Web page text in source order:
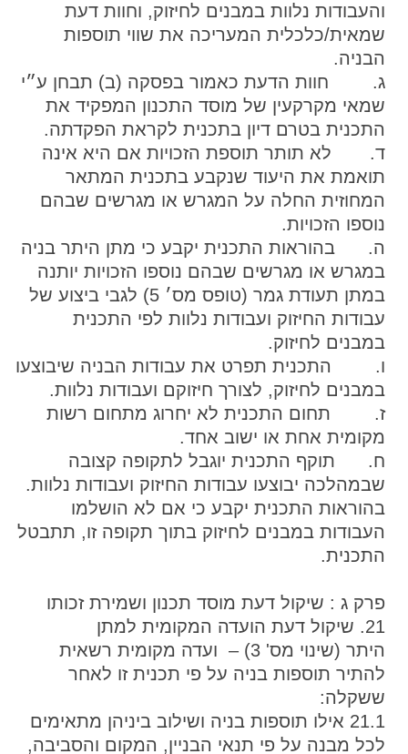
והעבודות נלוות במבנים לחיזוק, וחוות דעת
שמאית/כלכלית המעריכה את שווי תוספות
הבניה.
ג. חוות הדעת כאמור בפסקה (ב) תבחן ע״י
שמאי מקרקעין של מוסד התכנון המפקיד את
התכנית בטרם דיון בתכנית לקראת הפקדתה.
ד. לא תותר תוספת הזכויות אם היא אינה
תואמת את היעוד שנקבע בתכנית המתאר
המחוזית החלה על המגרש או מגרשים שבהם
נוספו הזכויות.
ה. בהוראות התכנית יקבע כי מתן היתר בניה
במגרש או מגרשים שבהם נוספו הזכויות יותנה
במתן תעודת גמר (טופס מס׳ 5) לגבי ביצוע של
עבודות החיזוק ועבודות נלוות לפי התכנית
במבנים לחיזוק.
ו. התכנית תפרט את עבודות הבניה שיבוצעו
במבנים לחיזוק, לצורך חיזוקם ועבודות נלוות.
ז. תחום התכנית לא יחרוג מתחום רשות
מקומית אחת או ישוב אחד.
ח. תוקף התכנית יוגבל לתקופה קצובה
שבמהלכה יבוצעו עבודות החיזוק ועבודות נלוות.
בהוראות התכנית יקבע כי אם לא הושלמו
העבודות במבנים לחיזוק בתוך תקופה זו, תתבטל
התכנית.
פרק ג : שיקול דעת מוסד תכנון ושמירת זכותו
21. שיקול דעת הועדה המקומית למתן
היתר (שינוי מס' 3) – ועדה מקומית רשאית
להתיר תוספות בניה על פי תכנית זו לאחר
ששקלה:
21.1 אילו תוספות בניה ושילוב ביניהן מתאימים
לכל מבנה על פי תנאי הבניין, המקום והסביבה,